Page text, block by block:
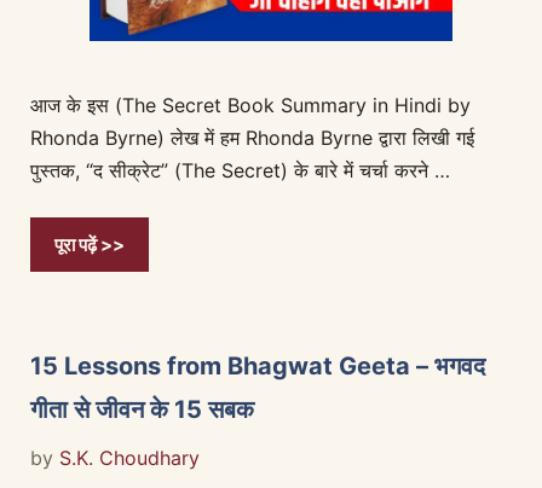
आज के इस (The Secret Book Summary in Hindi by
Rhonda Byrne) लेख में हम Rhonda Byrne द्वारा लिखी गई
पुस्तक, “द सीक्रेट” (The Secret) के बारे में चर्चा करने …
पूरा पढ़ें >>
15 Lessons from Bhagwat Geeta – भगवद
गीता से जीवन के 15 सबक
by S.K. Choudhary